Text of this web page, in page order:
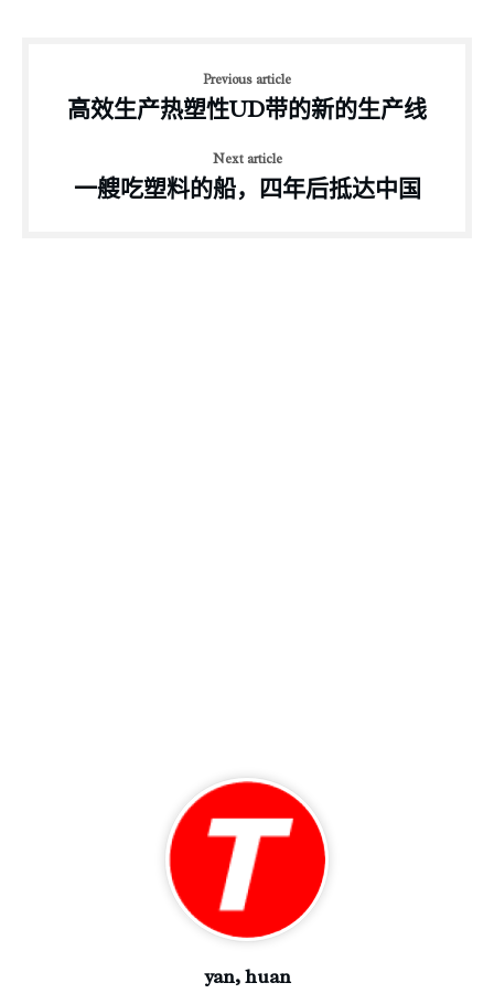
Previous article
高效生产热塑性UD带的新的生产线
Next article
一艘吃塑料的船，四年后抵达中国
yan, huan